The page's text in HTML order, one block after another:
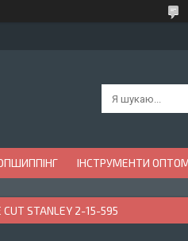
ІНСТРУМЕНТИ
STANLEY 2-15-595